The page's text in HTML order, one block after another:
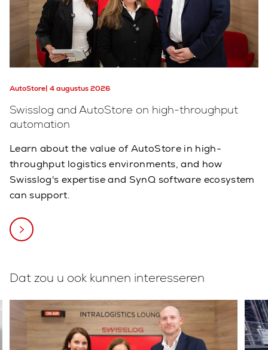
AutoStore 4 augustus 2026
Swisslog and AutoStore on high-throughput
automation
Learn about the value of AutoStore in high-
throughput logistics environments, and how
Swisslog's expertise and SynQ software ecosystem
can support.
Dat zou u ook kunnen interesseren